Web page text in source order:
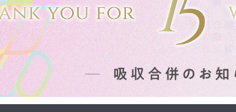
【新オフィスお披露目パーティー開
*完全招待制